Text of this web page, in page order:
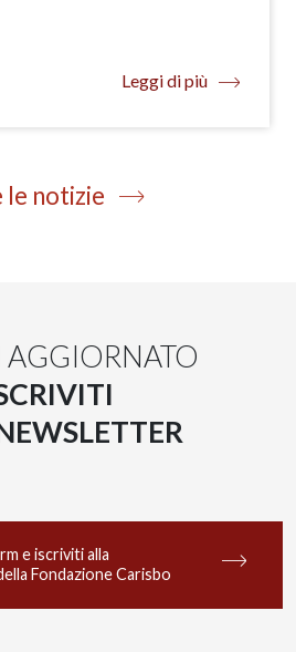
Leggi di più
le notizie
e iscriviti alla
Fondazione Carisbo